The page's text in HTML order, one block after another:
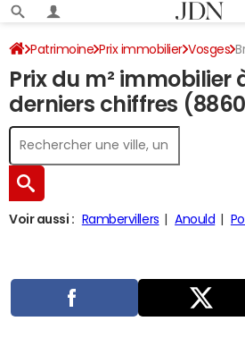
Patrimoine Prix immobilier Vosges
Prix du m² immobilier
derniers chiffres
Voir aussi : Rambervillers Anould